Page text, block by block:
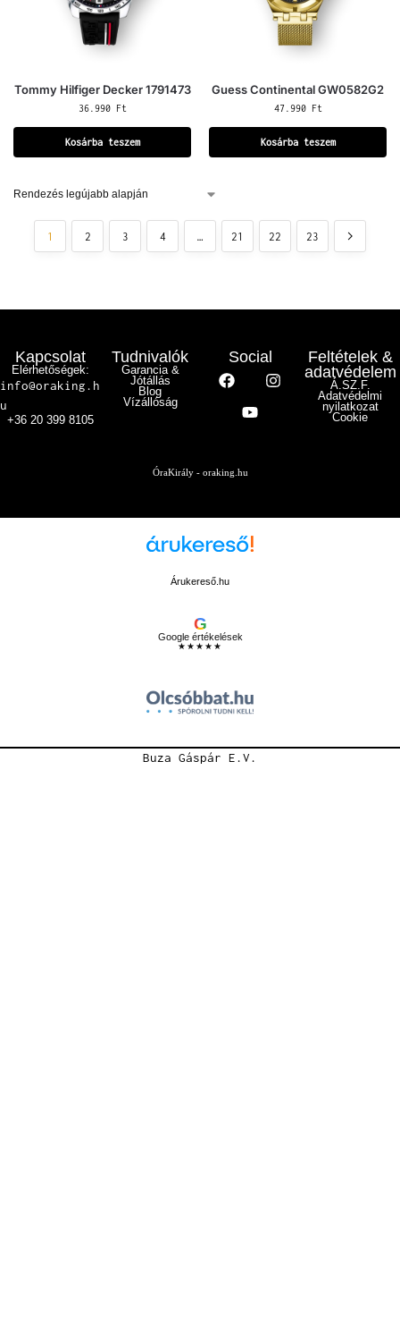
Tommy Hilfiger Decker 1791473
36.990 Ft
Kosárba teszem
Guess Continental GW0582G2
47.990 Ft
Kosárba teszem
1 2 3 4 … 21 22 23
Kapcsolat
Elérhetőségek:
info@oraking.h
u
+36 20 399 8105
Tudnivalók
Garancia &
Jótállás
Blog
Vízállóság
Social
Feltételek &
adatvédelem
Á.SZ.F.
Adatvédelmi
nyilatkozat
Cookie
ÓraKirály - oraking.hu
Árukereső.hu
G
Google értékelések
★★★★★
Buza Gáspár E.V.